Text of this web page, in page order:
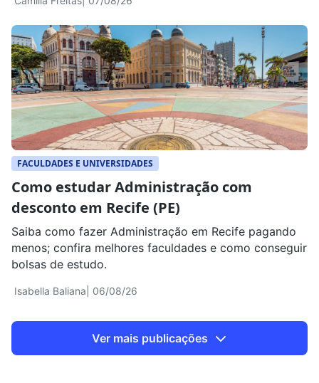
funcionam, investigar doenças, observar animais e
plantas ou descobrir soluções para problemas
ambientais, existe mais de um caminho profissional
para transformar esse interesse em trabalho. […]
FACULDADES E UNIVERSIDADES
Como estudar Administração com
desconto em Recife (PE)
Isabella Baliana | 06/08/26
Saiba como fazer Administração em Recife pagando
menos; confira melhores faculdades e como conseguir
bolsas de estudo.
Ver mais publicações